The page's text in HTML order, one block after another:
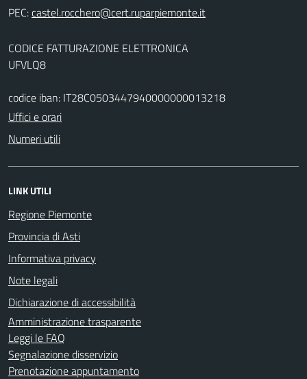
PEC:
CODICE FATTURAZIONE ELETTRONICA
UFVLQ8
codice iban: IT28C0503447940000000013218
Uffici e orari
Numeri utili
LINK UTILI
Regione Piemonte
Provincia di Asti
Informativa privacy
Note legali
Dichiarazione di accessibilità
Amministrazione trasparente
Leggi le FAQ
Segnalazione disservizio
Prenotazione appuntamento